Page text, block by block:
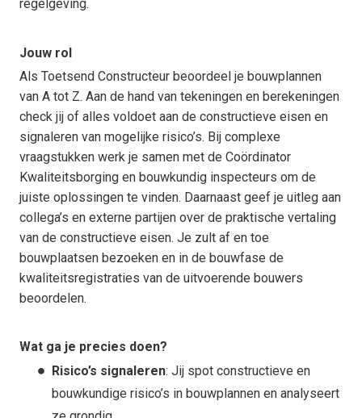
regelgeving.
Jouw rol
Als Toetsend Constructeur beoordeel je bouwplannen
van A tot Z. Aan de hand van tekeningen en berekeningen
check jij of alles voldoet aan de constructieve eisen en
signaleren van mogelijke risico’s. Bij complexe
vraagstukken werk je samen met de Coördinator
Kwaliteitsborging en bouwkundig inspecteurs om de
juiste oplossingen te vinden. Daarnaast geef je uitleg aan
collega’s en externe partijen over de praktische vertaling
van de constructieve eisen. Je zult af en toe
bouwplaatsen bezoeken en in de bouwfase de
kwaliteitsregistraties van de uitvoerende bouwers
beoordelen.
Wat ga je precies doen?
Risico’s signaleren: Jij spot constructieve en
bouwkundige risico’s in bouwplannen en analyseert